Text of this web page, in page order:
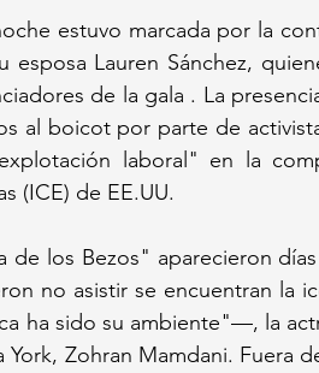
estuvo marcada por la
Lauren Sánchez,
de la gala . La
al boicot por parte de
laboral" en la
(ICE) de EE.UU.
los Bezos" aparecieron
no asistir se encuentran la
ha sido su ambiente"—, la
Zohran Mamdani. Fuera